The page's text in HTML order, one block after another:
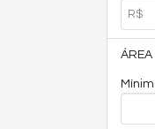
ÁREA